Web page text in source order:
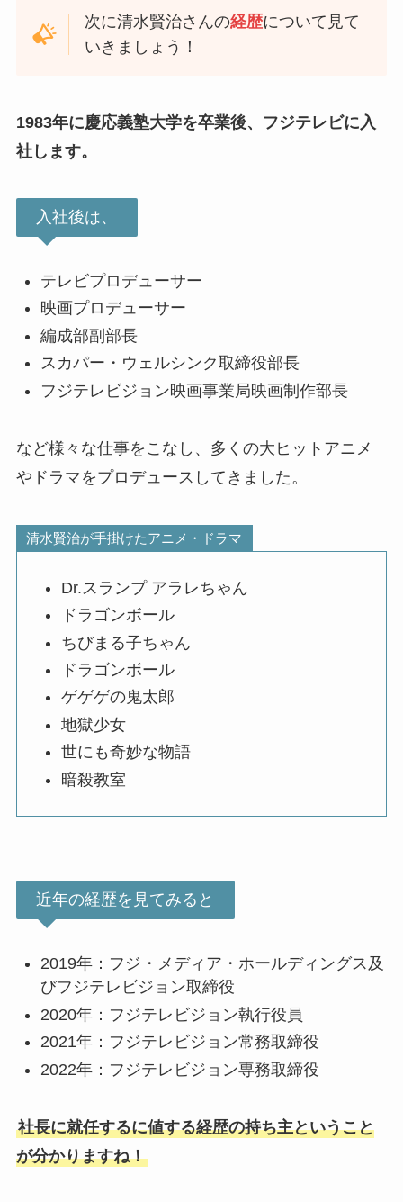
次に清水賢治さんの経歴について見て
いきましょう！
1983年に慶応義塾大学を卒業後、フジテレビに入
社します。
入社後は、
テレビプロデューサー
映画プロデューサー
編成部副部長
スカパー・ウェルシンク取締役部長
フジテレビジョン映画事業局映画制作部長
など様々な仕事をこなし、多くの大ヒットアニメ
やドラマをプロデュースしてきました。
清水賢治が手掛けたアニメ・ドラマ
Dr.スランプ アラレちゃん
ドラゴンボール
ちびまる子ちゃん
ドラゴンボール
ゲゲゲの鬼太郎
地獄少女
世にも奇妙な物語
暗殺教室
近年の経歴を見てみると
2019年：フジ・メディア・ホールディングス及
びフジテレビジョン取締役
2020年：フジテレビジョン執行役員
2021年：フジテレビジョン常務取締役
2022年：フジテレビジョン専務取締役
社長に就任するに値する経歴の持ち主ということ
が分かりますね！